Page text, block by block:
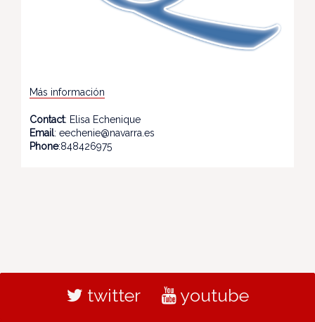
Más información
Contact: Elisa Echenique
Email: eechenie@navarra.es
Phone:848426975
twitter youtube